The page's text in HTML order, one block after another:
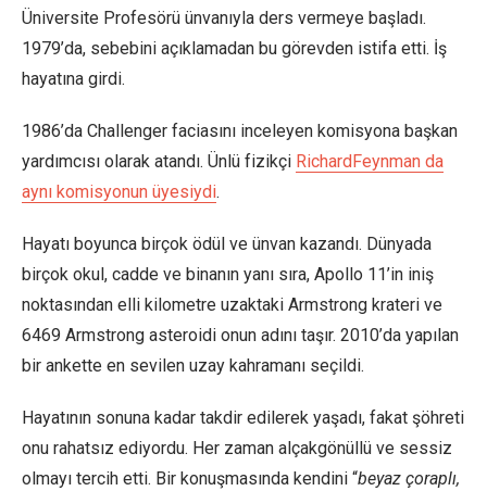
Üniversite Profesörü ünvanıyla ders vermeye başladı.
1979’da, sebebini açıklamadan bu görevden istifa etti. İş
hayatına girdi.
1986’da Challenger faciasını inceleyen komisyona başkan
yardımcısı olarak atandı. Ünlü fizikçi Richard Feynman da
aynı komisyonun üyesiydi.
Hayatı boyunca birçok ödül ve ünvan kazandı. Dünyada
birçok okul, cadde ve binanın yanı sıra, Apollo 11’in iniş
noktasından elli kilometre uzaktaki Armstrong krateri ve
6469 Armstrong asteroidi onun adını taşır. 2010’da yapılan
bir ankette en sevilen uzay kahramanı seçildi.
Hayatının sonuna kadar takdir edilerek yaşadı, fakat şöhreti
onu rahatsız ediyordu. Her zaman alçakgönüllü ve sessiz
olmayı tercih etti. Bir konuşmasında kendini “beyaz çoraplı,